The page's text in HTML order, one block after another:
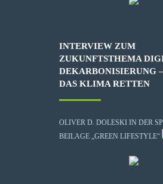
INTERVIEW ZUM
ZUKUNFTSTHEMA
DEKARBONISIERUNG
DAS KLIMA RETTEN
OLIVER D. DOLESKI IN DER
BEILAGE „GREEN LIFESTYLE“